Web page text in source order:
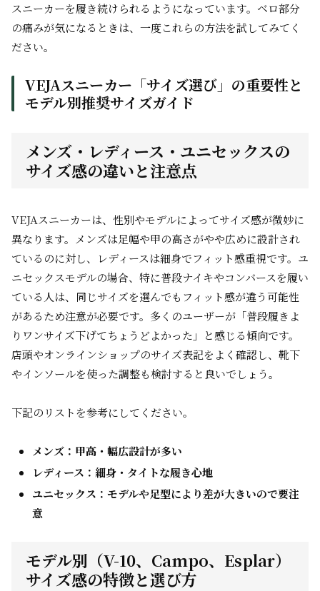
スニーカーを履き続けられるようになっています。ベロ部分
の痛みが気になるときは、一度これらの方法を試してみてく
ださい。
VEJAスニーカー「サイズ選び」の重要性と
モデル別推奨サイズガイド
メンズ・レディース・ユニセックスの
サイズ感の違いと注意点
VEJAスニーカーは、性別やモデルによってサイズ感が微妙に
異なります。メンズは足幅や甲の高さがやや広めに設計され
ているのに対し、レディースは細身でフィット感重視です。ユ
ニセックスモデルの場合、特に普段ナイキやコンバースを履い
ている人は、同じサイズを選んでもフィット感が違う可能性
があるため注意が必要です。多くのユーザーが「普段履きよ
りワンサイズ下げてちょうどよかった」と感じる傾向です。
店頭やオンラインショップのサイズ表記をよく確認し、靴下
やインソールを使った調整も検討すると良いでしょう。
下記のリストを参考にしてください。
メンズ：甲高・幅広設計が多い
レディース：細身・タイトな履き心地
ユニセックス：モデルや足型により差が大きいので要注
意
モデル別（V-10、Campo、Esplar）
サイズ感の特徴と選び方